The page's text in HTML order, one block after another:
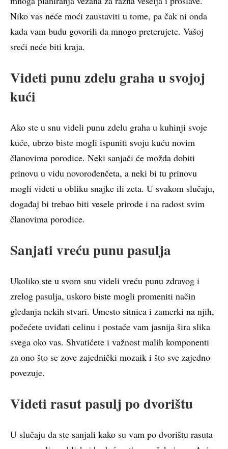
Niko vas neće moći zaustaviti u tome, pa čak ni onda
kada vam budu govorili da mnogo preterujete. Vašoj
sreći neće biti kraja.
Videti punu zdelu graha u svojoj
kući
Ako ste u snu videli punu zdelu graha u kuhinji svoje
kuće, ubrzo biste mogli ispuniti svoju kuću novim
članovima porodice. Neki sanjači će možda dobiti
prinovu u vidu novorođenčeta, a neki bi tu prinovu
mogli videti u obliku snajke ili zeta. U svakom slučaju,
događaj bi trebao biti vesele prirode i na radost svim
članovima porodice.
Sanjati vreću punu pasulja
Ukoliko ste u svom snu videli vreću punu zdravog i
zrelog pasulja, uskoro biste mogli promeniti način
gledanja nekih stvari. Umesto sitnica i zamerki na njih,
počećete uviđati celinu i postaće vam jasnija šira slika
svega oko vas. Shvatićete i važnost malih komponenti
za ono što se zove zajednički mozaik i što sve zajedno
povezuje.
Videti rasut pasulj po dvorištu
U slučaju da ste sanjali kako su vam po dvorištu rasuta